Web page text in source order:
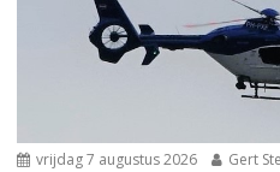
vrijdag 7 augustus 2026 Gert